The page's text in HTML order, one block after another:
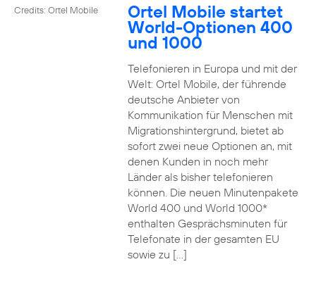
Credits: Ortel Mobile Ortel Mobile startet
World-Optionen 400
und 1000
Telefonieren in Europa und mit der
Welt: Ortel Mobile, der führende
deutsche Anbieter von
Kommunikation für Menschen mit
Migrationshintergrund, bietet ab
sofort zwei neue Optionen an, mit
denen Kunden in noch mehr
Länder als bisher telefonieren
können. Die neuen Minutenpakete
World 400 und World 1000*
enthalten Gesprächsminuten für
Telefonate in der gesamten EU
sowie zu […]